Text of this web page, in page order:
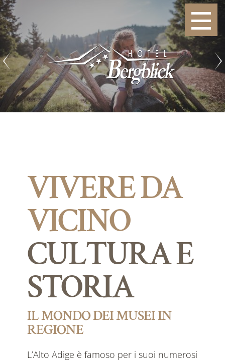
VIVERE DA
VICINO
CULTURA E
STORIA
IL MONDO DEI MUSEI IN
REGIONE
L’Alto Adige è famoso per i suoi numerosi